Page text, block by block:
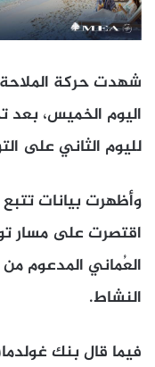
شهدت حركة
اليوم الخميس، بعد
لليوم الثاني على
وأظهرت بيانات
اقتصرت على مسار
العُماني المدعوم
النشاط.
فيما قال بنك